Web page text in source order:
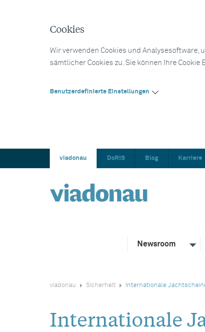
Cookies
Wir verwenden Cookies und
sämtlicher Cookies zu. Sie können Ihre
Benutzerdefinierte Einstellungen
viadonau DoRIS Blog Karriere
Newsroom
viadonau Sicherheit Internationale
Internationale